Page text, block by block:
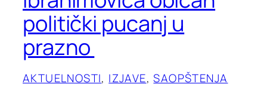
politički pucanj u
prazno
AKTUELNOSTI, IZJAVE, SAOPŠTENJA